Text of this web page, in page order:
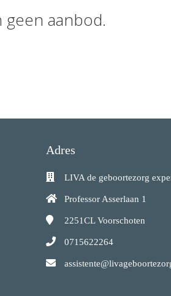
aanbod.
Adres
LIVA de geboortezorg
Professor Asserlaan 1
2251CLVoorschoten
0715622264